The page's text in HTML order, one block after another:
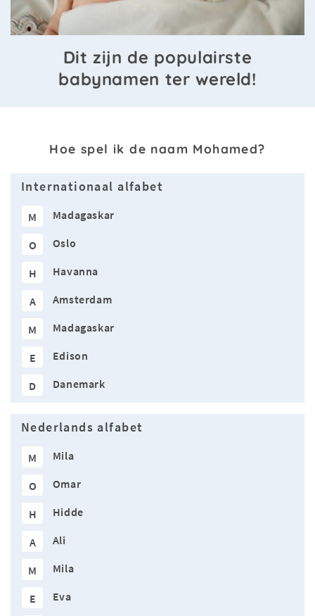
Dit zijn de populairste
babynamen ter wereld!
Hoe spel ik de naam Mohamed?
Internationaal alfabet
M Madagaskar
O Oslo
H Havanna
A Amsterdam
M Madagaskar
E Edison
D Danemark
Nederlands alfabet
M Mila
O Omar
H Hidde
A Ali
M Mila
E Eva